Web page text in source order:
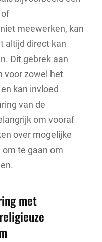
meewerken, kan
altijd direct kan
Dit gebrek aan
voor zowel het
kan invloed
van de
om vooraf
over mogelijke
te gaan om
met